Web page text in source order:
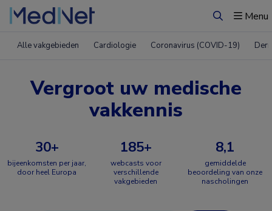
ZoekenMenu
Alle vakgebieden Cardiologie Coronavirus (COVID-19)
Vergroot uw medische
vakkennis
30+
bijeenkomsten per jaar,
door heel Europa
185+
webcasts voor
verschillende
vakgebieden
8,1
gemiddelde
beoordeling van onze
nascholingen